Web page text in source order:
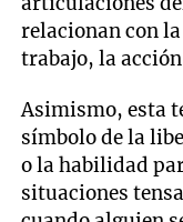
relacionan con
trabajo, la
Asimismo, esta
símbolo de la
o la habilidad
situaciones